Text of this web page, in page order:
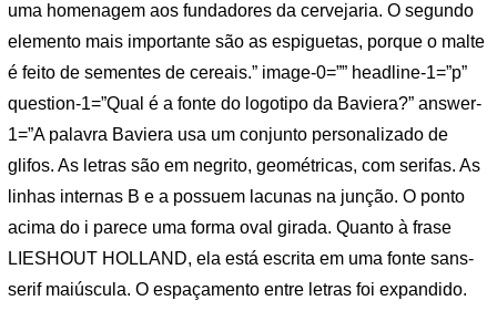
uma homenagem aos fundadores da cervejaria. O segundo
elemento mais importante são as espiguetas, porque o malte
é feito de sementes de cereais.” image-0=”” headline-1=”p”
question-1=”Qual é a fonte do logotipo da Baviera?” answer-
1=”A palavra Baviera usa um conjunto personalizado de
glifos. As letras são em negrito, geométricas, com serifas. As
linhas internas B e a possuem lacunas na junção. O ponto
acima do i parece uma forma oval girada. Quanto à frase
LIESHOUT HOLLAND, ela está escrita em uma fonte sans-
serif maiúscula. O espaçamento entre letras foi expandido.